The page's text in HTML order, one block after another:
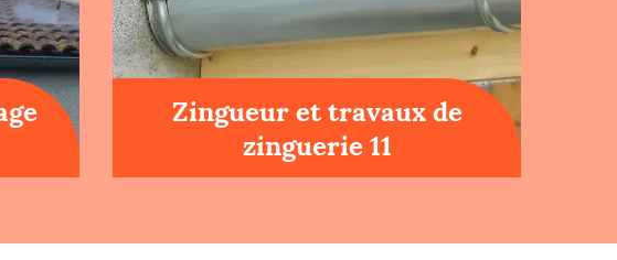
Zingueur et travaux de
zinguerie 11